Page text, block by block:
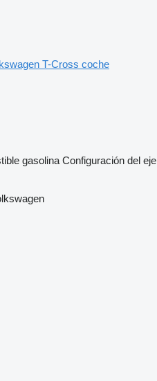
T-Cross coche
gasolina Configuración del eje